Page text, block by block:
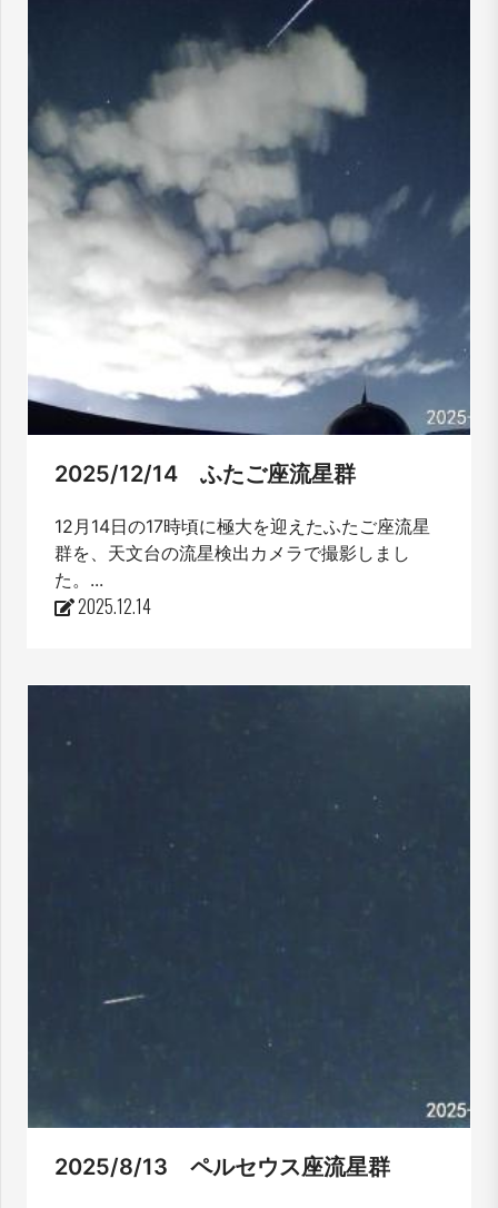
2025/12/14 ふたご座流星群
12月14日の17時頃に極大を迎えたふたご座流星
群を、天文台の流星検出カメラで撮影しまし
た。...
2025.12.14
2025/8/13 ペルセウス座流星群